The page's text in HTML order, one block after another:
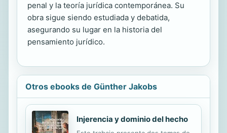
penal y la teoría jurídica contemporánea. Su
obra sigue siendo estudiada y debatida,
asegurando su lugar en la historia del
pensamiento jurídico.
Otros ebooks de Günther Jakobs
Injerencia y dominio del hecho